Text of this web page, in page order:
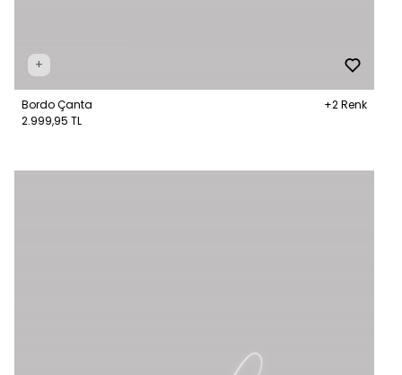
+
Bordo Çanta
+2 Renk
2.999,95 TL